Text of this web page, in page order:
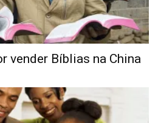
vender Bíblias na China